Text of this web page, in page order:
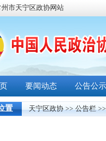
市天宁区政协网站
要闻动态 公告公示
置 天宁区政协>>公告栏